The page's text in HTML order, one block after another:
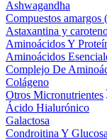
Ashwagandha
Compuestos
Astaxantina y
Aminoácidos Y
Aminoácidos
Complejo De
Colágeno
Otros Micronutrientes
Ácido Hialurónico
Galactosa
Condroitina Y